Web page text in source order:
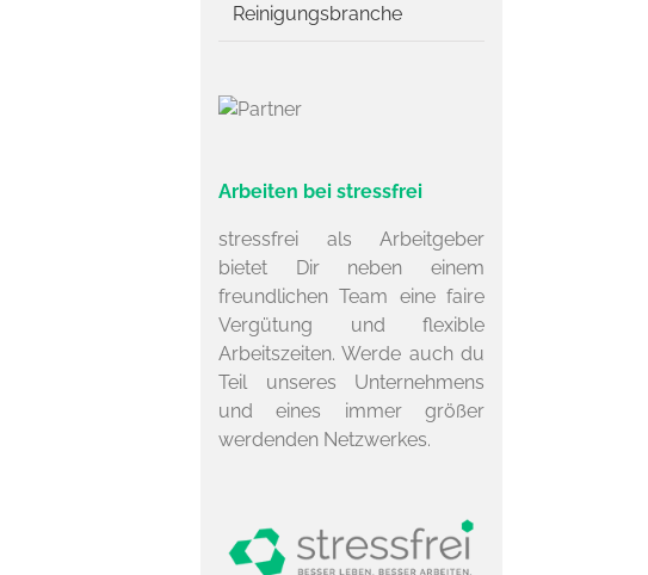
Reinigungsbranche
Arbeiten bei stressfrei
stressfrei als Arbeitgeber
bietet Dir neben einem
freundlichen Team eine faire
Vergütung und flexible
Arbeitszeiten. Werde auch du
Teil unseres Unternehmens
und eines immer größer
werdenden Netzwerkes.